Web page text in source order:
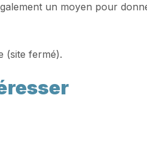
un moyen pour
(site fermé).